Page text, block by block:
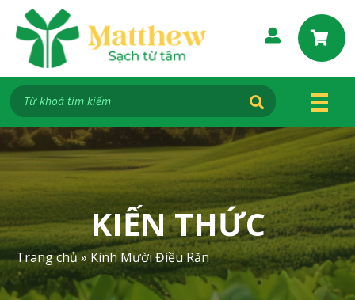
c
e
n
t
KIẾN THỨC
Trang chủ»Kinh Mười Điều Răn